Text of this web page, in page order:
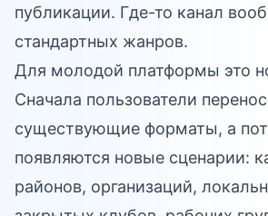
публикации. Где-то канал
стандартных жанров.
Для молодой платформы это
Сначала пользователи
существующие форматы, а
появляются новые сценарии:
районов, организаций,